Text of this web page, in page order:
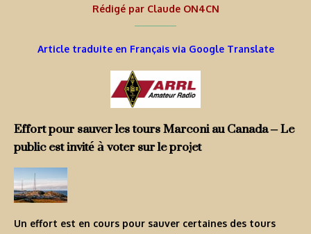
Rédigé par Claude ON4CN
Article traduite en Français via Google Translate
Effort pour sauver les tours Marconi au Canada – Le
public est invité à voter sur le projet
Un effort est en cours pour sauver certaines des tours